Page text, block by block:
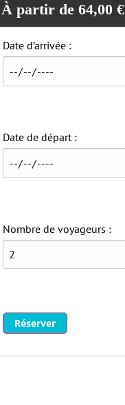
À partir de 64,00 €
Date d’arrivée :
Date de départ :
Nombre de voyageurs :
Réserver